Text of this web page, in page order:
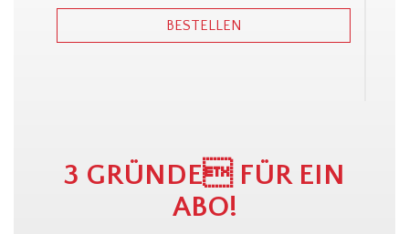
BESTELLEN
3 GRÜNDE FÜR EIN
ABO!